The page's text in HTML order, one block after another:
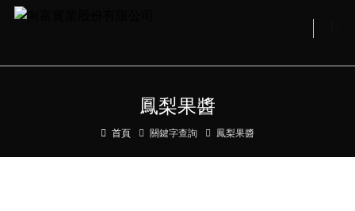
鳳梨果醬
首頁 關鍵字查詢 鳳梨果醬